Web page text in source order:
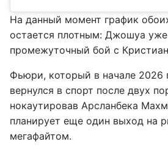
На данный момент график
остается плотным: Джошуа
промежуточный бой с
Фьюри, который в начале 2026
вернулся в спорт после двух
нокаутировав Арсланбека
планирует еще один выход на
мегафайтом.